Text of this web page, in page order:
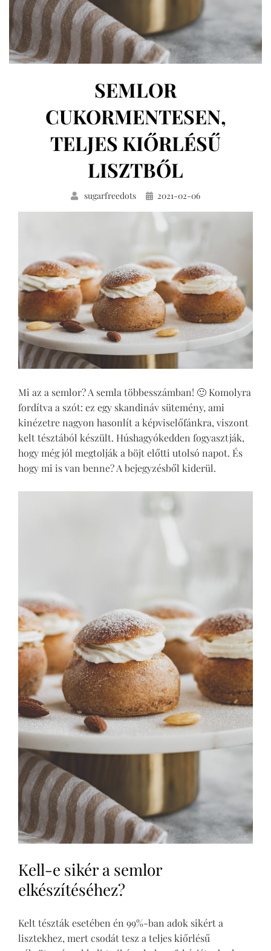
SEMLOR
CUKORMENTESEN,
TELJES KIŐRLÉSŰ
LISZTBŐL
sugarfreedots Közzétéve
2021-02-06
Mi az a semlor? A semla többesszámban! 🙂 Komolyra
fordítva a szót: ez egy skandináv sütemény, ami
kinézetre nagyon hasonlít a képviselőfánkra, viszont
kelt tésztából készült. Húshagyókedden fogyasztják,
hogy még jól megtolják a böjt előtti utolsó napot. És
hogy mi is van benne? A bejegyzésből kiderül.
Kell-e sikér a semlor
elkészítéséhez?
Kelt tészták esetében én 99%-ban adok sikért a
lisztekhez, mert csodát tesz a teljes kiőrlésű